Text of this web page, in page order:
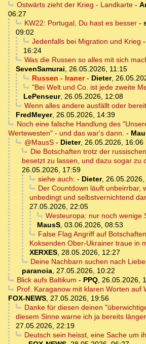
Ostwärts zieht der Krieg - Landkarte-
06:27
KW22: Portugal, Du hast es besser-
09:02
Jedenfalls bei Migration und Krieg -
16:24
Was die Russen so alles mit sich
SevenSamurai, 26.05.2026, 11:15
Russen - Iraner- Dieter,
"Bei Welt und Co. ist jede zweite
LePenseur, 26.05.2026, 12:08
Wenn alles andere ausfällt oder
FredMeyer, 26.05.2026, 14:39
Noch eine falsche Handlung des
Wertewesten" - und das war's dann. -
@MausS- Dieter, 26.05.2026, 16:06
Die Botschaften trotz der
besetzt zu lassen, und dazu sogar zu
26.05.2026, 17:59
siehe auch: - Dieter,
Der Countdown läuft unbeirrbar,
unbedingt und selbstvernichtend
27.05.2026, 22:05
Westeuropa: nur noch wenige
MausS, 03.06.2026, 08:53
False Flag Angriff auf
Koksenden Ober-Ukrainer traue in
XERXES, 28.05.2026, 12:27
Deine Nachbarn suchen nach
paranoia, 27.05.2026, 10:22
Blick aufs Baltikum - PPQ, 26.05.2026,
Prof. Karaganow mit klaren Worten auf
FOX-NEWS, 27.05.2026, 19:56
Danke für diesen deinen
diesem Sinne warne ich ja bereits
27.05.2026, 22:19
Deutsch sein heisst, eine Sache um